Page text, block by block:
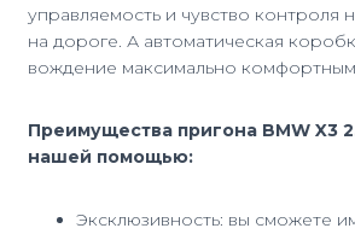
управляемость и чувство контроля
на дороге. А автоматическая
вождение максимально
Преимущества пригона BMW X3
нашей помощью:
Эксклюзивность: вы сможете